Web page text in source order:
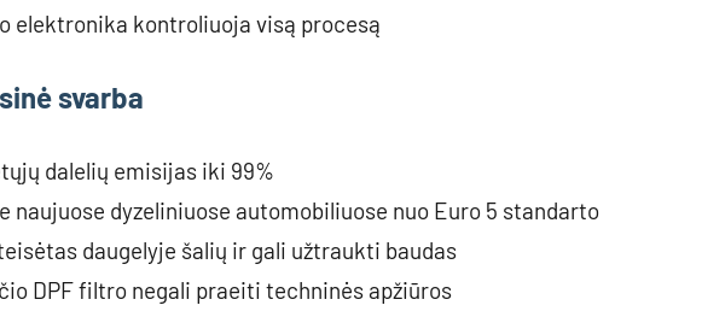
elektronika kontroliuoja visą procesą
svarba
dalelių emisijas iki 99%
naujuose dyzeliniuose automobiliuose nuo Euro 5 standarto
daugelyje šalių ir gali užtraukti baudas
DPF filtro negali praeiti techninės apžiūros